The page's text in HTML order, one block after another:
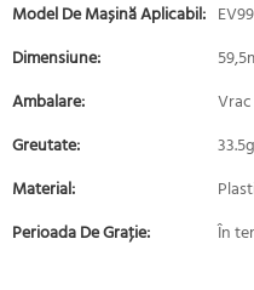
Model De Mașină Aplicabil: EV99
Dimensiune:
Ambalare:
Vrac
Greutate:
33.5g
Material:
Perioada De Graţie:
În